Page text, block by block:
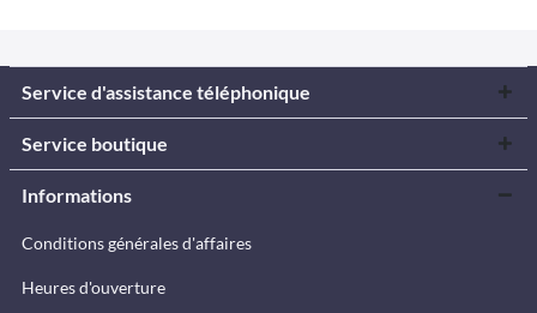
Service d'assistance téléphonique
Service boutique
Informations
Conditions générales d'affaires
Heures d'ouverture